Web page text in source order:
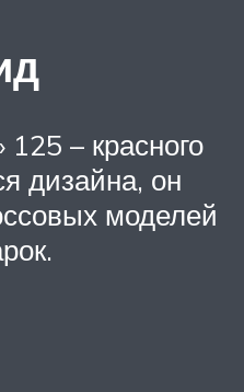
– красного
дизайна, он
моделей